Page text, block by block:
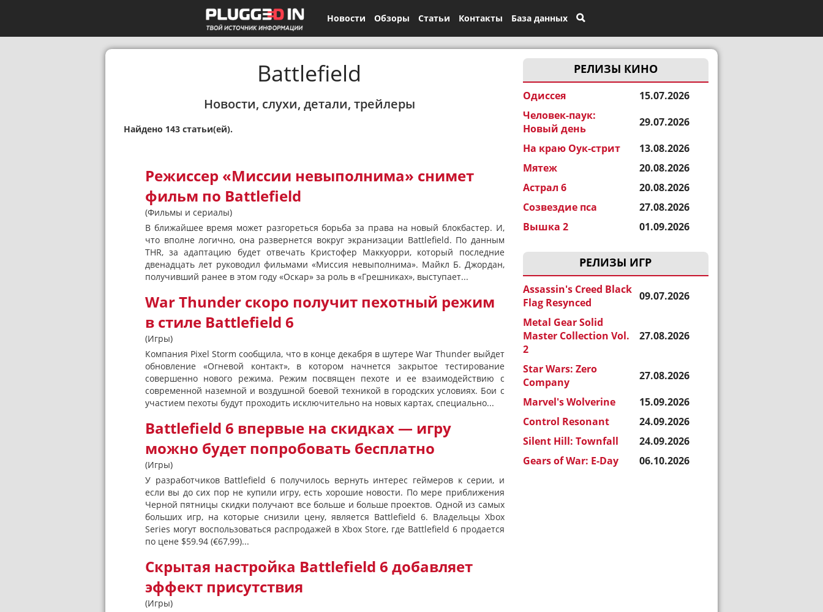
Новости Обзоры Статьи Контакты База данных
РЕЛИЗЫ КИНО
Одиссея
15.07.2026
Человек-паук:
Новый день
29.07.2026
На краю Оук-стрит
13.08.2026
Мятеж
20.08.2026
Астрал 6
20.08.2026
Созвездие пса
27.08.2026
Вышка 2
01.09.2026
РЕЛИЗЫ ИГР
Assassin's Creed Black
Flag Resynced
09.07.2026
Metal Gear Solid
Master Collection Vol.
2
27.08.2026
Star Wars: Zero
Company
27.08.2026
Marvel's Wolverine
15.09.2026
Control Resonant
24.09.2026
Silent Hill: Townfall
24.09.2026
Gears of War: E-Day
06.10.2026
Battlefield
Новости, слухи, детали, трейлеры
Найдено 143 статьи(ей).
Режиссер «Миссии невыполнима» снимет
фильм по Battlefield
(Фильмы и сериалы)
В ближайшее время может разгореться борьба за права на новый блокбастер. И,
что вполне логично, она развернется вокруг экранизации Battlefield. По данным
THR, за адаптацию будет отвечать Кристофер Маккуорри, который последние
двенадцать лет руководил фильмами «Миссия невыполнима». Майкл Б. Джордан,
получивший ранее в этом году «Оскар» за роль в «Грешниках», выступает...
War Thunder скоро получит пехотный режим
в стиле Battlefield 6
(Игры)
Компания Pixel Storm сообщила, что в конце декабря в шутере War Thunder выйдет
обновление «Огневой контакт», в котором начнется закрытое тестирование
совершенно нового режима. Режим посвящен пехоте и ее взаимодействию с
современной наземной и воздушной боевой техникой в городских условиях. Бои с
участием пехоты будут проходить исключительно на новых картах, специально...
Battlefield 6 впервые на скидках — игру
можно будет попробовать бесплатно
(Игры)
У разработчиков Battlefield 6 получилось вернуть интерес геймеров к серии, и
если вы до сих пор не купили игру, есть хорошие новости. По мере приближения
Черной пятницы скидки получают все больше и больше проектов. Одной из самых
больших игр, на которые снизили цену, является Battlefield 6. Владельцы Xbox
Series могут воспользоваться распродажей в Xbox Store, где Battlefield 6 продается
по цене $59.94 (€67,99)...
Скрытая настройка Battlefield 6 добавляет
эффект присутствия
(Игры)